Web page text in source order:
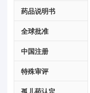
药品说明书
全球批准
中国注册
特殊审评
孤儿药认定